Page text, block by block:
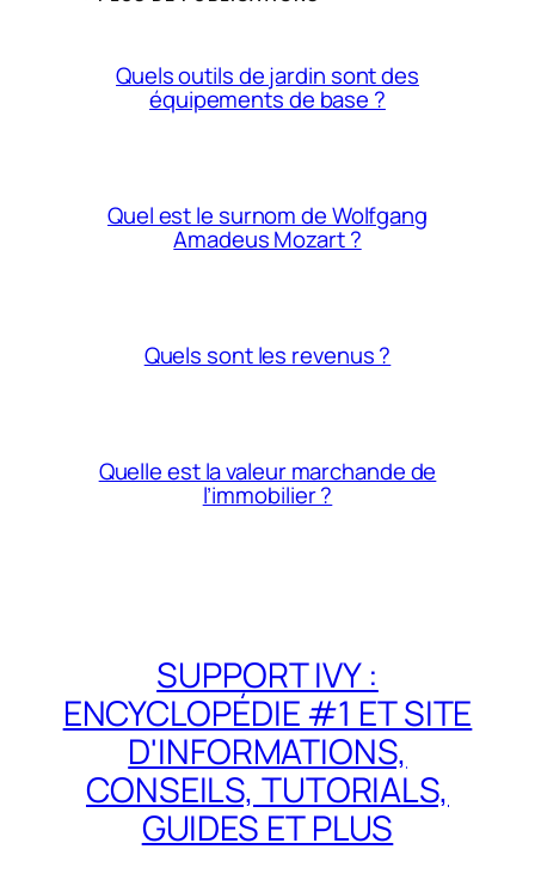
Quels outils de jardin sont des
équipements de base ?
Quel est le surnom de Wolfgang
Amadeus Mozart ?
Quels sont les revenus ?
Quelle est la valeur marchande de
l’immobilier ?
SUPPORT IVY :
ENCYCLOPÉDIE #1 ET SITE
D'INFORMATIONS,
CONSEILS, TUTORIALS,
GUIDES ET PLUS